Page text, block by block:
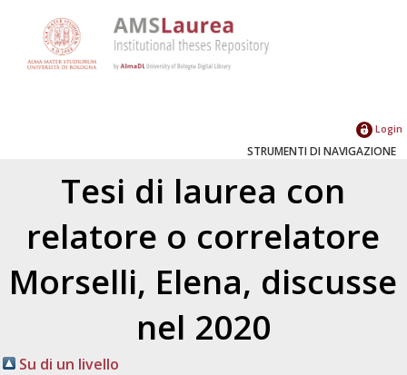
Login
STRUMENTI DI NAVIGAZIONE
Tesi di laurea con
relatore o correlatore
Morselli, Elena, discusse
nel 2020
Su di un livello